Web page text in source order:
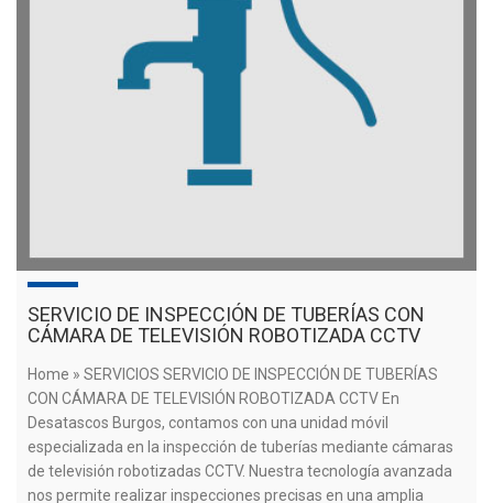
SERVICIO DE INSPECCIÓN DE TUBERÍAS CON
CÁMARA DE TELEVISIÓN ROBOTIZADA CCTV
Home » SERVICIOS SERVICIO DE INSPECCIÓN DE TUBERÍAS
CON CÁMARA DE TELEVISIÓN ROBOTIZADA CCTV En
Desatascos Burgos, contamos con una unidad móvil
especializada en la inspección de tuberías mediante cámaras
de televisión robotizadas CCTV. Nuestra tecnología avanzada
nos permite realizar inspecciones precisas en una amplia